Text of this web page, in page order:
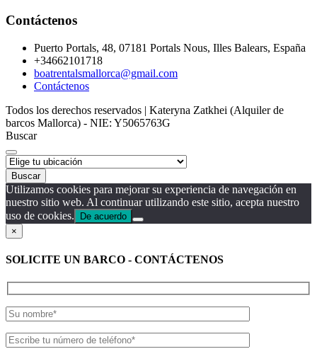
Contáctenos
Puerto Portals, 48, 07181 Portals Nous, Illes Balears, España
+34662101718
boatrentalsmallorca@gmail.com
Contáctenos
Todos los derechos reservados | Kateryna Zatkhei (Alquiler de
barcos Mallorca) - NIE: Y5065763G
Buscar
Buscar
Utilizamos cookies para mejorar su experiencia de navegación en
nuestro sitio web. Al continuar utilizando este sitio, acepta nuestro
uso de cookies.
De acuerdo
×
SOLICITE UN BARCO - CONTÁCTENOS